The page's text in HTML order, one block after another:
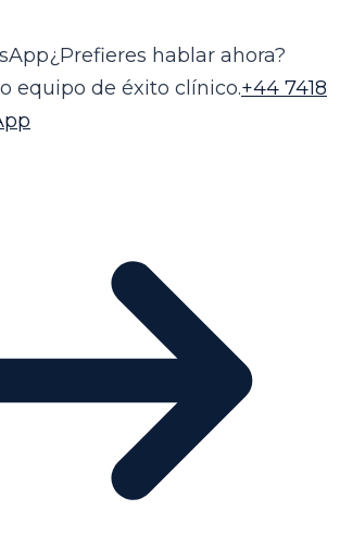
¿Prefieres hablar ahora?
equipo de éxito clínico.+44 7418